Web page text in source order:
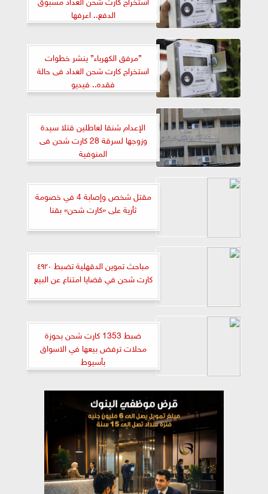
الدفع.. اعرفها
”مرفق الكهرباء” ينشر خطوات
استخراج كارت شحن العداد فى حالة
فقده.. فيديو
الإعدام شنقا لعاطلين قتلا سيدة
وزوجها لسرقة 28 كارت شحن فى
المنوفية
مقتل شخص وإصابة 4 في خصومة
ثأرية على «كارت شحن» بقنا
مباحث تموين الدقهلية تضبط ٤٩٢٠
كارت شحن في قضايا امتناع عن البيع
ضبط 1353 كارت شحن بحوزة
محلات ترفض بيعها في الاسواق
بأسيوط